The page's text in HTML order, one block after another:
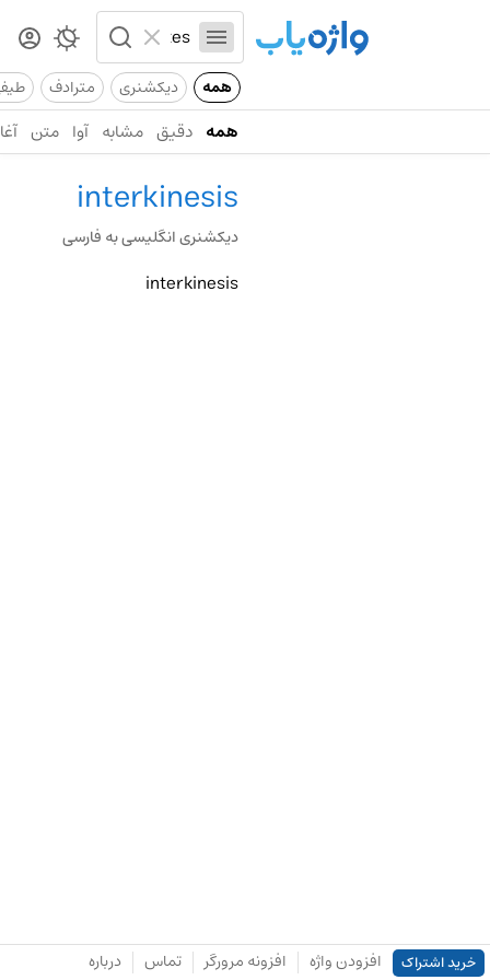
همه دیکشنری مترادف
همه دقیق مشابه آوا متن
interkinesis
دیکشنری انگلیسی به فارسی
interkinesis
خرید اشتراک افزودن واژه افزونه مرورگر تماس درباره